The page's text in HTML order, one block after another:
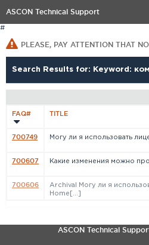
ASCON Technical Support
#
PLEASE, PAY ATTENTION THAT
Search Results for: Keyword:
FAQ# TITLE
700749 Могу ли я использовать
700607 Какие изменения можно
700606
Archival Могу ли я
Home[...]
ASCON Technical